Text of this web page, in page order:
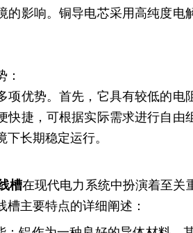
的影响。铜导电芯采用高纯度电
：
项优势。首先，它具有较低的
快捷，可根据实际需求进行自由
长期稳定运行。
槽在现代电力系统中扮演着至关
槽主要特点的详细阐述：